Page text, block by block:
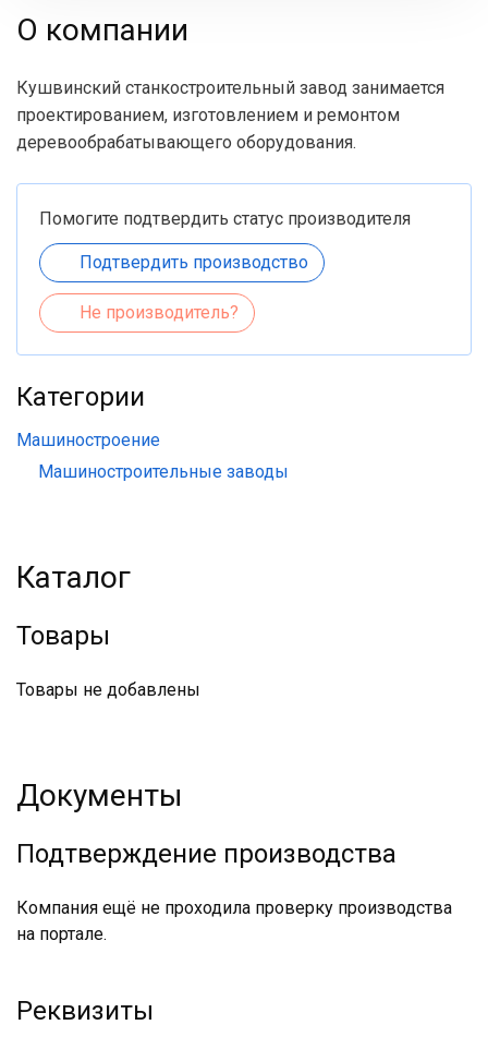
О компании
Кушвинский станкостроительный завод занимается
проектированием, изготовлением и ремонтом
деревообрабатывающего оборудования.
Помогите подтвердить статус производителя
Подтвердить производство
Не производитель?
Категории
Машиностроение
Машиностроительные заводы
Каталог
Товары
Товары не добавлены
Документы
Подтверждение производства
Компания ещё не проходила проверку производства
на портале.
Реквизиты